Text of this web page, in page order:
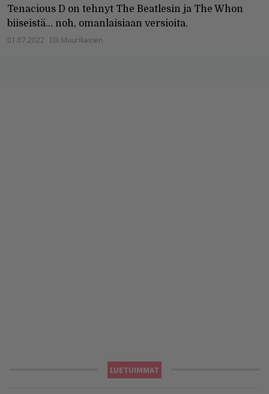
Tenacious D on tehnyt The Beatlesin ja The Whon
biiseistä... noh, omanlaisiaan versioita.
01.07.2022 Elli Muurikainen
LUETUIMMAT